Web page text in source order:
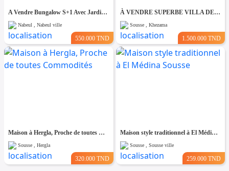
A Vendre Bungalow S+1 Avec Jardin à Club Farah, Nabeul
Nabeul , Nabeul ville
550.000 TND
À VENDRE SUPERBE VILLA DE 760 m² À KHZEMA OUEST
Sousse , Khezama
1.500.000 TND
Maison à Hergla, Proche de toutes Commodités
Sousse , Hergla
320.000 TND
Maison style traditionnel à El Médina Sousse
Sousse , Sousse ville
259.000 TND